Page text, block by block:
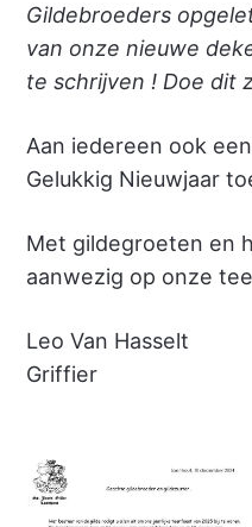
Gildebroeders
van onze nieuwe
te schrijven ! Doe dit
Aan iedereen ook
Gelukkig Nieuwjaar
Met gildegroeten en
aanwezig op onze
Leo Van Hasselt
Griffier